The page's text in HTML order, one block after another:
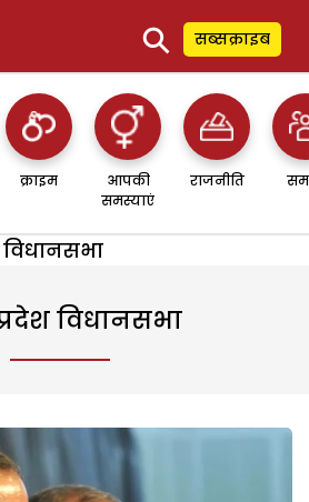
⚲ सब्सक्राइब
क्राइम
आपकी
समस्याएं
राजनीति
विधानसभा